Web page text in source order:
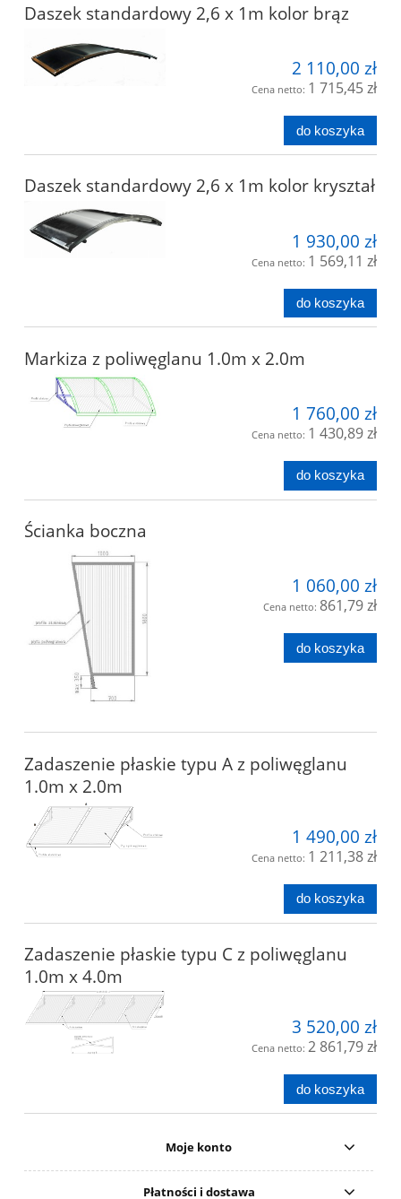
Daszek standardowy 2,6 x 1m kolor brąz
2 110,00 zł
Cena netto: 1 715,45 zł
do koszyka
Daszek standardowy 2,6 x 1m kolor kryształ
1 930,00 zł
Cena netto: 1 569,11 zł
do koszyka
Markiza z poliwęglanu 1.0m x 2.0m
1 760,00 zł
Cena netto: 1 430,89 zł
do koszyka
Ścianka boczna
1 060,00 zł
Cena netto: 861,79 zł
do koszyka
Zadaszenie płaskie typu A z poliwęglanu
1.0m x 2.0m
1 490,00 zł
Cena netto: 1 211,38 zł
do koszyka
Zadaszenie płaskie typu C z poliwęglanu
1.0m x 4.0m
3 520,00 zł
Cena netto:2 861,79 zł
do koszyka
Moje konto
Płatności i dostawa